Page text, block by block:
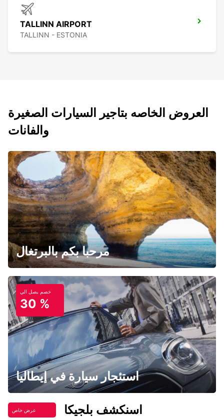
TALLINN AIRPORT
TALLINN - ESTONIA
العروض الخاصه بتاجير السيارات الصغيرة
والفانات
مرحبا بكم بالبرتغال
خصم يصل الي
30 %
استئجار سيارة في إيطاليا
عرض خاص اسنكشف بلجيكا